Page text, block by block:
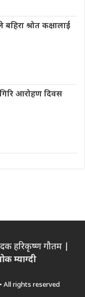
श्रोत कक्षालाई
आरोहण दिवस
हरिकृष्ण गौतम |
म्याग्दी
All rights reserved